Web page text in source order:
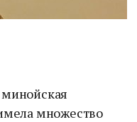
множество